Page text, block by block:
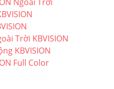
Trời KBVISION
KBVISION
Full Color